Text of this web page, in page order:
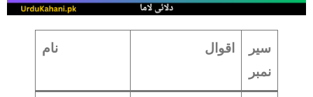
نام اقوال
سیر
نمبر